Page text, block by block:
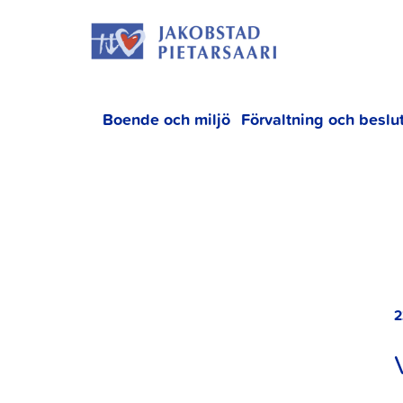
Boende och miljö Förvaltning och